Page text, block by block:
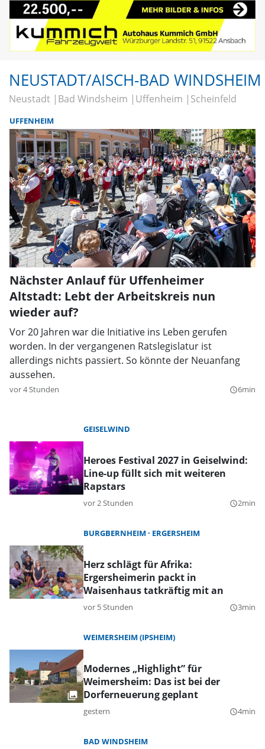
NEUSTADT/AISCH-BAD WINDSHEIM
Neustadt Bad Windsheim Uffenheim Scheinfeld
UFFENHEIM
Nächster Anlauf für Uffenheimer
Altstadt: Lebt der Arbeitskreis nun
wieder auf?
Vor 20 Jahren war die Initiative ins Leben gerufen
worden. In der vergangenen Ratslegislatur ist
allerdings nichts passiert. So könnte der Neuanfang
aussehen.
vor 4 Stunden query_builder6min
GEISELWIND
Heroes Festival 2027 in Geiselwind:
Line-up füllt sich mit weiteren
Rapstars
vor 2 Stunden query_builder2min
BURGBERNHEIM ERGERSHEIM
Herz schlägt für Afrika:
Ergersheimerin packt in
Waisenhaus tatkräftig mit an
vor 5 Stunden query_builder3min
WEIMERSHEIM (IPSHEIM)
Modernes „Highlight” für
Weimersheim: Das ist bei der
Dorferneuerung geplant
gestern query_builder4min
BAD WINDSHEIM